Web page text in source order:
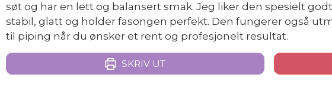
søt og har en lett og balansert smak. Jeg liker den spesielt
stabil, glatt og holder fasongen perfekt. Den fungerer også
til piping når du ønsker et rent og profesjonelt resultat.
SKRIV UT